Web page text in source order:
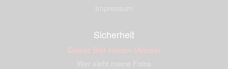
Sicherheit
Dieses Bild melden (Abuse)